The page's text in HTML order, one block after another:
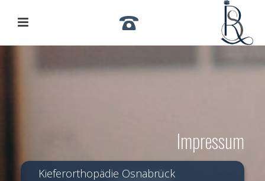
Impressum
Kieferorthopädie Osnabrück